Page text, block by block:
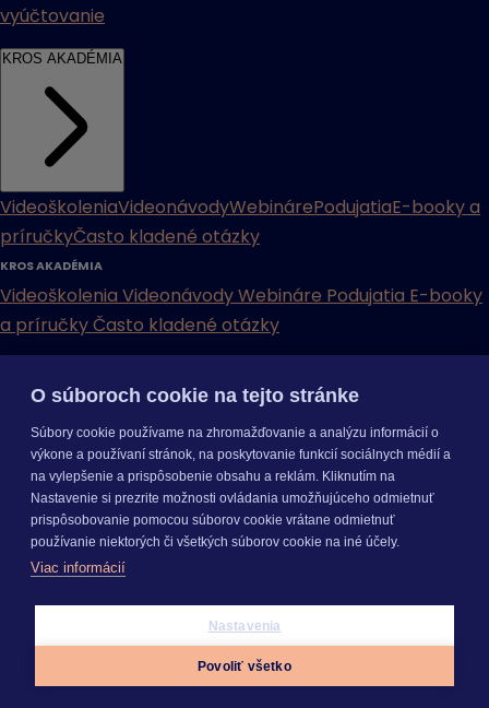
vyúčtovanie
KROS AKADÉMIA
VideoškoleniaVideonávodyWebinárePodujatiaE-booky a
príručkyČasto kladené otázky
KROS AKADÉMIA
Videoškolenia VideonávodyWebináre Podujatia E-booky
a príručkyČasto kladené otázky
Cenníky Odporučte nás Právne dokumenty
Odporúčaná
konfiguráciaAktualizácia verziíMobilné aplikácie
CenníkyOdporučte násPrávne dokumentyOdporúčaná
konfiguráciaAktualizácia verziíMobilné aplikácie
Odoberajte
O násKariéraPre média Nastavenie cookies
Copyright © 2026 KROS a. s.
O súboroch cookie na tejto stránke
Súbory cookie používame na zhromažďovanie a analýzu informácií o
výkone a používaní stránok, na poskytovanie funkcií sociálnych médií a
na vylepšenie a prispôsobenie obsahu a reklám. Kliknutím na
Nastavenie si prezrite možnosti ovládania umožňujúceho odmietnuť
prispôsobovanie pomocou súborov cookie vrátane odmietnuť
používanie niektorých či všetkých súborov cookie na iné účely.
Viac informácií
Nastavenia
Povoliť všetko